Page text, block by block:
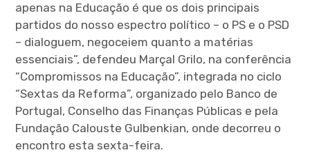
apenas na Educação é que os dois principais
partidos do nosso espectro político – o PS e o PSD
– dialoguem, negoceiem quanto a matérias
essenciais”, defendeu Marçal Grilo, na conferência
“Compromissos na Educação”, integrada no ciclo
“Sextas da Reforma”, organizado pelo Banco de
Portugal, Conselho das Finanças Públicas e pela
Fundação Calouste Gulbenkian, onde decorreu o
encontro esta sexta-feira.